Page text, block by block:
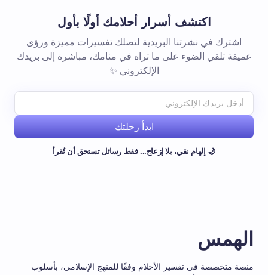
اكتشف أسرار أحلامك أولًا بأول
اشترك في نشرتنا البريدية لتصلك تفسيرات مميزة ورؤى
عميقة تلقي الضوء على ما تراه في منامك، مباشرة إلى بريدك
الإلكتروني ✨
ابدأ رحلتك
🌙 إلهام نقي، بلا إزعاج... فقط رسائل تستحق أن تُقرأ
الهمس
منصة متخصصة في تفسير الأحلام وفقًا للمنهج الإسلامي، بأسلوب